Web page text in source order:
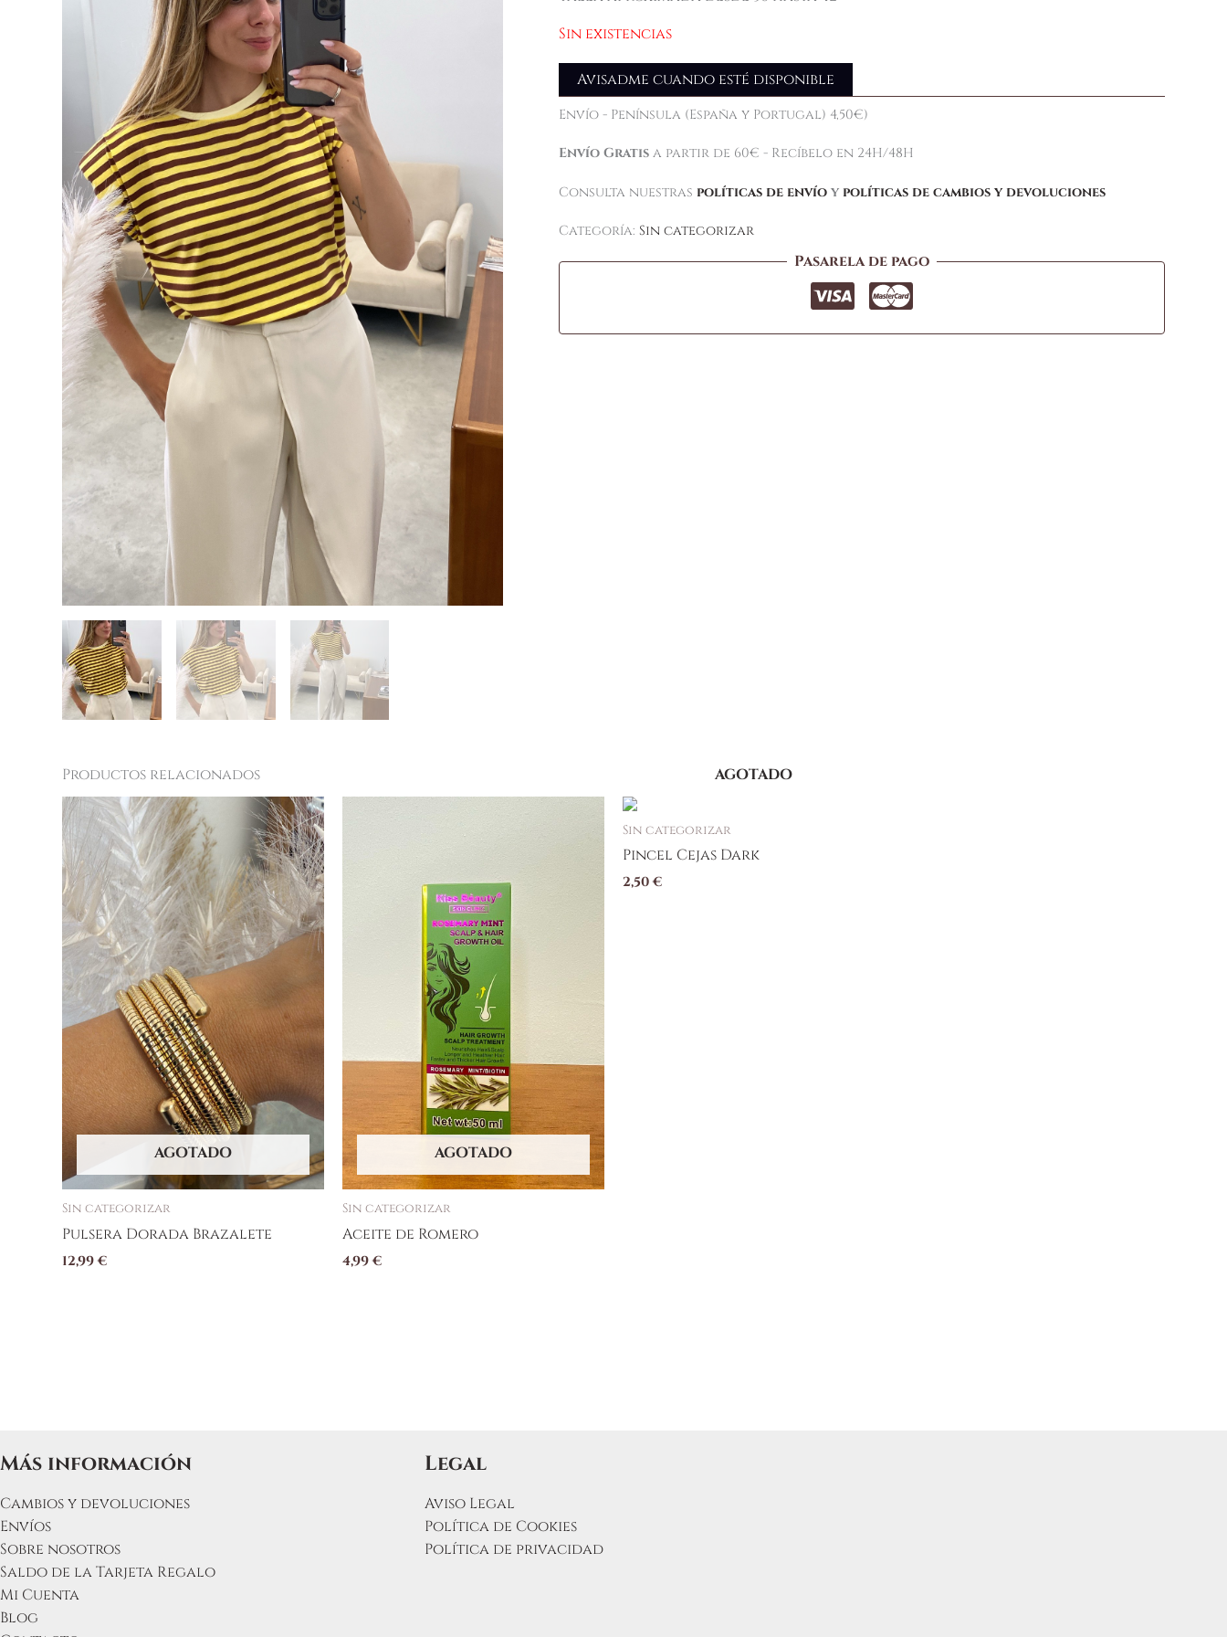
Sin existencias
Avisadme cuando esté disponible
Envío - Península (España y Portugal) 4,50€)
Envío Gratisa partir de 60€ - Recíbelo en 24H/48H
Consulta nuestras políticas de envíoy políticas de cambios y devoluciones
Categoría: Sin categorizar
Pasarela de pago
Productos relacionados
AGOTADO
Sin categorizar
Pulsera Dorada Brazalete
12,99€
AGOTADO
Sin categorizar
Aceite de Romero
4,99€
AGOTADO
Sin categorizar
Pincel Cejas Dark
2,50€
Más información
Cambios y devoluciones
Envíos
Sobre nosotros
Saldo de la Tarjeta Regalo
Mi Cuenta
Blog
Legal
Aviso Legal
Política de Cookies
Política de privacidad